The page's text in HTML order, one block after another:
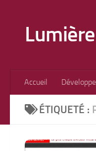
Accueil
ÉTIQUETÉ :